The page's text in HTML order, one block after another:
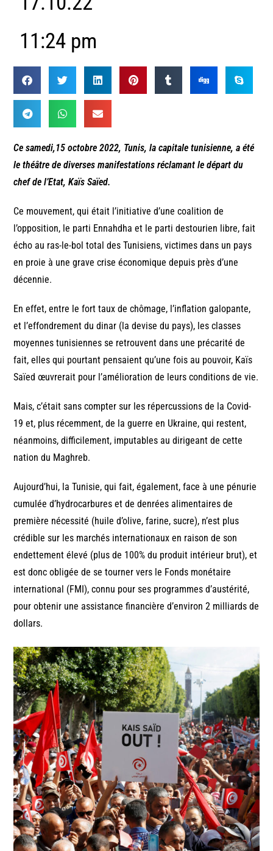
11:24 pm
Ce samedi,15 octobre 2022, Tunis, la capitale tunisienne, a été
le théâtre de diverses manifestations réclamant le départ du
chef de l’Etat, Kaïs Saïed.
Ce mouvement, qui était l’initiative d’une coalition de
l’opposition, le parti Ennahdha et le parti destourien libre, fait
écho au ras-le-bol total des Tunisiens, victimes dans un pays
en proie à une grave crise économique depuis près d’une
décennie.
En effet, entre le fort taux de chômage, l’inflation galopante,
et l’effondrement du dinar (la devise du pays), les classes
moyennes tunisiennes se retrouvent dans une précarité de
fait, elles qui pourtant pensaient qu’une fois au pouvoir, Kaïs
Saïed œuvrerait pour l’amélioration de leurs conditions de vie.
Mais, c’était sans compter sur les répercussions de la Covid-
19 et, plus récemment, de la guerre en Ukraine, qui restent,
néanmoins, difficilement, imputables au dirigeant de cette
nation du Maghreb.
Aujourd’hui, la Tunisie, qui fait, également, face à une pénurie
cumulée d’hydrocarbures et de denrées alimentaires de
première nécessité (huile d’olive, farine, sucre), n’est plus
crédible sur les marchés internationaux en raison de son
endettement élevé (plus de 100% du produit intérieur brut), et
est donc obligée de se tourner vers le Fonds monétaire
international (FMI), connu pour ses programmes d’austérité,
pour obtenir une assistance financière d’environ 2 milliards de
dollars.